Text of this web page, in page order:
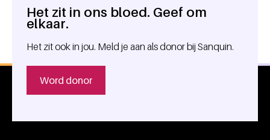
Algemene informatie
Het zit in ons bloed. Geef om
elkaar.
Het zit ook in jou. Meld je aan als donor bij Sanquin.
Word donor